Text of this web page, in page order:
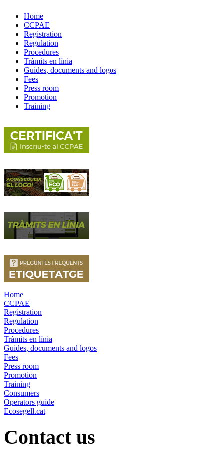
Home
CCPAE
Registration
Regulation
Procedures
Tràmits en línia
Guides, documents and logos
Fees
Press room
Promotion
Training
Home
CCPAE
Registration
Regulation
Procedures
Tràmits en línia
Guides, documents and logos
Fees
Press room
Promotion
Training
Consumers
Operators guide
Ecosegell.cat
Contact us